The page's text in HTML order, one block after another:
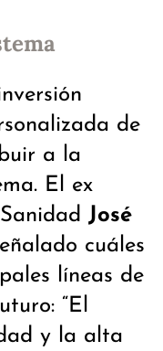
de
a la
El ex
José
cuáles
líneas de
“El
y la alta